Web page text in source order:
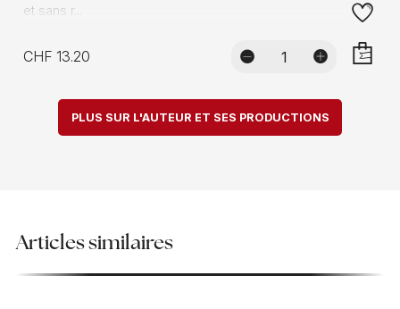
et sans r...
CHF 13.20
PLUS SUR L'AUTEUR ET SES PRODUCTIONS
Articles similaires